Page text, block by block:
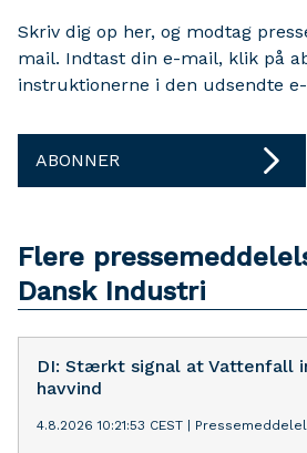
Skriv dig op her, og modtag
mail. Indtast din e-mail, klik på
instruktionerne i den udsendte
ABONNER
Flere
Dansk Industri
DI: Stærkt signal at Vattenfall
havvind
4.8.2026 10:21:53 CEST